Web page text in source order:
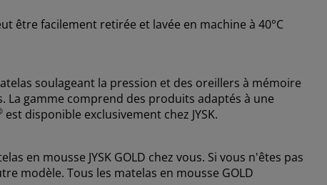
être facilement retirée et lavée en machine à 40°C
soulageant la pression et des oreillers à mémoire
gamme comprend des produits adaptés à une
est disponible exclusivement chez JYSK.
en mousse JYSK GOLD chez vous. Si vous n'êtes pas
modèle. Tous les matelas en mousse GOLD